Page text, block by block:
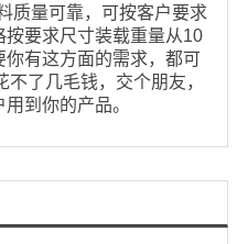
质量可靠，可按客户要求
要求尺寸装载重量从10
有这方面的需求，都可
了几毛钱，交个朋友，
到你的产品。